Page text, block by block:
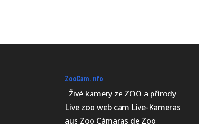
ZooCam.info
Živé kamery ze ZOO a přírody
Live zoo web cam Live-Kameras
aus Zoo Cámaras de Zoo